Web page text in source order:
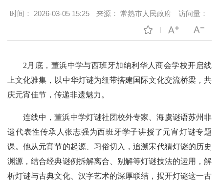
时间： 2026-03-05 15:25 来源： 常熟市人民政府 访问量：
2月底，董浜中学与西班牙加纳利华人商会学校开启线
上文化雅集，以中华灯谜为纽带搭建国际文化交流桥梁，共
庆元宵佳节，传递非遗魅力。
连线中，董浜中学灯谜社团校外专家、海虞谜语苏州非
遗代表性传承人张志强为西班牙学子讲授了元宵灯谜专题
课。他从元宵节的起源、习俗切入，追溯宋代猜灯谜的历史
渊源，结合经典谜例拆解离合、别解等灯谜技法的运用，解
析灯谜与古典文化、汉字艺术的深厚联结，揭开灯谜这一古